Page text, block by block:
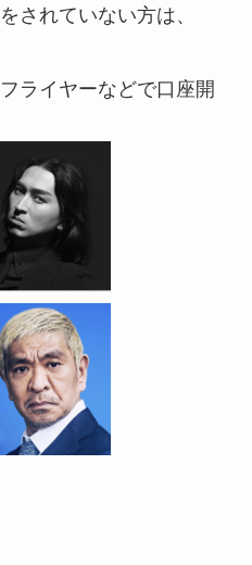
されていない方は、
ライヤーなどで口座開